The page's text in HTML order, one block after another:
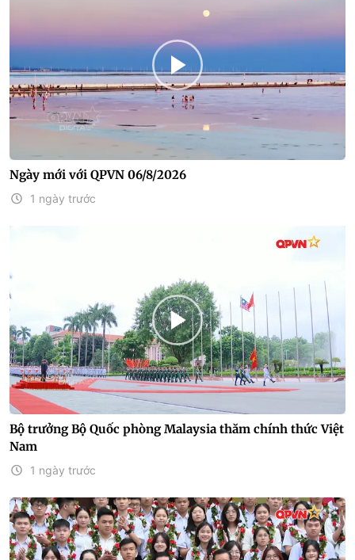
Ngày mới với QPVN 06/8/2026
1 ngày trước
Bộ trưởng Bộ Quốc phòng Malaysia thăm chính thức Việt
Nam
1 ngày trước